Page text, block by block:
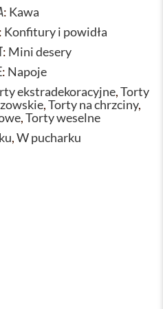
: Kawa
: Konfitury i powidła
: Mini desery
: Napoje
ekstradekoracyjne,Torty
,Torty na chrzciny,
,Torty weselne
,W pucharku